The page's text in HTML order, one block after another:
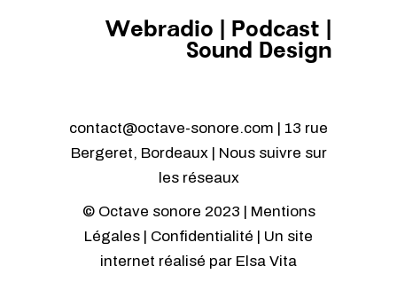
Webradio Podcast
Sound Design
contact@octave-sonore.com | 13 rue
Bergeret, Bordeaux | Nous suivre sur
les réseaux
© Octave sonore 2023 | Mentions
Légales | Confidentialité | Un site
internet réalisé par Elsa Vita